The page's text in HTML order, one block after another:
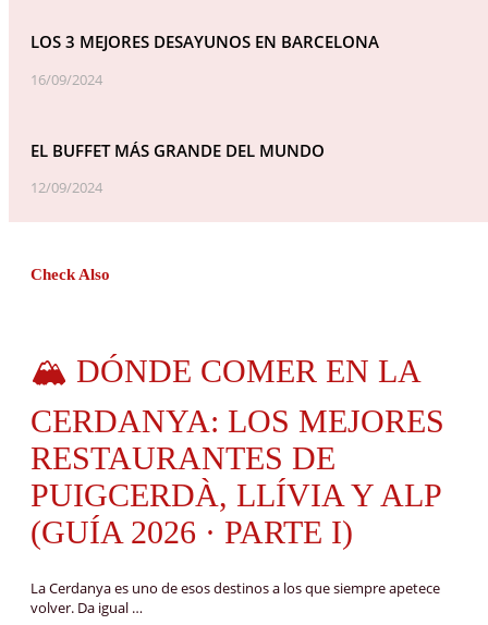
LOS 3 MEJORES DESAYUNOS EN BARCELONA
16/09/2024
EL BUFFET MÁS GRANDE DEL MUNDO
12/09/2024
Check Also
🏔️ DÓNDE COMER EN LA
CERDANYA: LOS MEJORES
RESTAURANTES DE
PUIGCERDÀ, LLÍVIA Y ALP
(GUÍA 2026 · PARTE I)
La Cerdanya es uno de esos destinos a los que siempre apetece
volver. Da igual …